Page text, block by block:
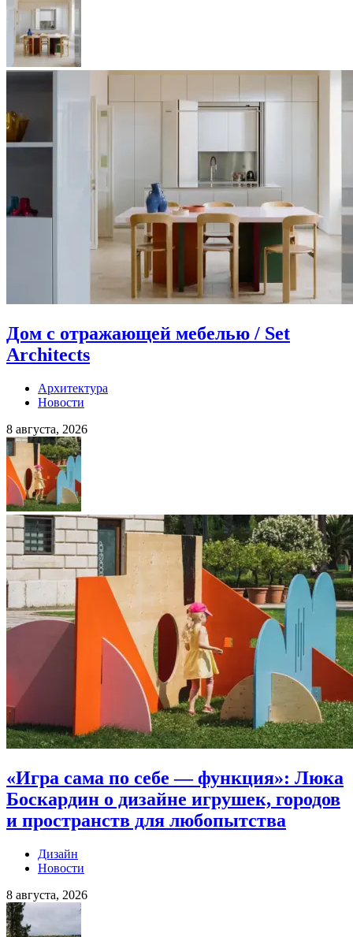
Дом с отражающей мебелью / Set
Architects
Архитектура
Новости
8 августа, 2026
«Игра сама по себе — функция»: Люка
Боскардин о дизайне игрушек, городов
и пространств для любопытства
Дизайн
Новости
8 августа, 2026